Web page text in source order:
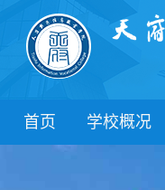
首页 学校概况